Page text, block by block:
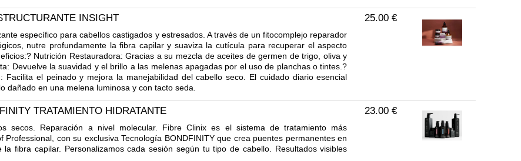
INSIGHT
específico para cabellos castigados y estresados. A través de un fitocomplejo reparador
nutre profundamente la fibra capilar y suaviza la cutícula para recuperar el aspecto
Nutrición Restauradora: Gracias a su mezcla de aceites de germen de trigo, oliva y
Devuelve la suavidad y el brillo a las melenas apagadas por el uso de planchas o tintes.?
Facilita el peinado y mejora la manejabilidad del cabello seco. El cuidado diario esencial
dañado en una melena luminosa y con tacto seda.
25.00 €
TRATAMIENTO HIDRATANTE
secos. Reparación a nivel molecular. Fibre Clinix es el sistema de tratamiento más
Professional, con su exclusiva Tecnología BONDFINITY que crea puentes permanentes en
fibra capilar. Personalizamos cada sesión según tu tipo de cabello. Resultados visibles
23.00 €